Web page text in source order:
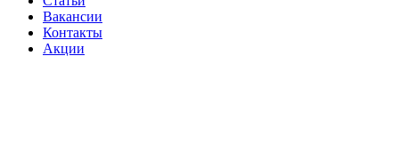
Вакансии
Контакты
Акции